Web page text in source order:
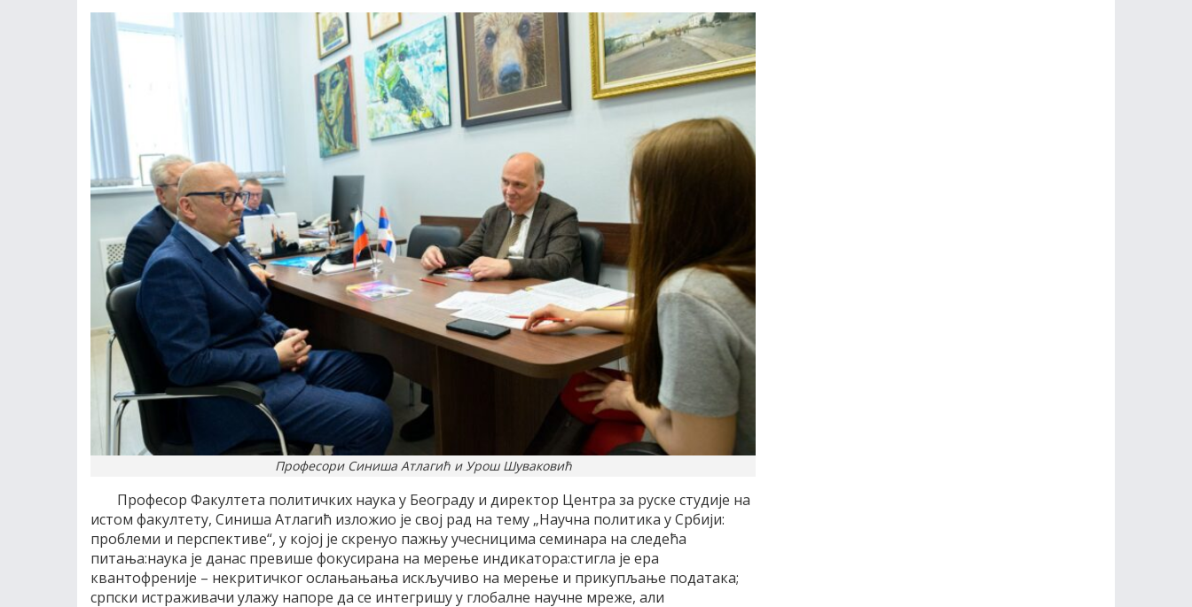
Професори Синиша Атлагић и Урош Шуваковић
Професор Факултета политичких наука у Београду и директор Центра за руске студије на
истом факултету, Синиша Атлагић изложио је свој рад на тему „Научна политика у Србији:
проблеми и перспективе“, у којој је скренуо пажњу учесницима семинара на следећа
питања:наука је данас превише фокусирана на мерење индикатора:стигла је ера
квантофреније – некритичког ослањањања искључиво на мерење и прикупљање података;
српски истраживачи улажу напоре да се интегришу у глобалне научне мреже, али